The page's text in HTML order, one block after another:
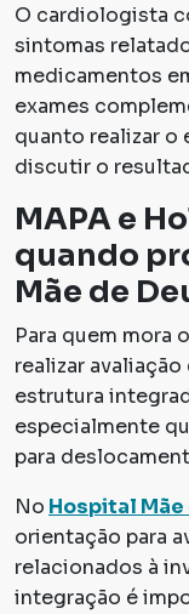
O cardiologista
sintomas
medicamentos
exames
quanto realizar o
discutir o
MAPA e
quando
Mãe de
Para quem mora
realizar
estrutura
especialmente
para
No Hospital Mãe
orientação para
relacionados à
integração é